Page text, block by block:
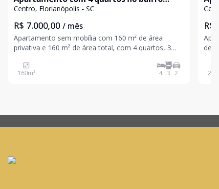
Beira-Mar, Florianópolis.
Centro, Florianópolis - SC
R$ 7.000,00 / mês
Apartamento sem mobília com 160 m² de área
privativa e 160 m² de área total, com 4 quartos, 3
ambientes amplos e bem distribuídos, sendo ideal
para quem busca conforto e praticidade em uma das
160m² 4 3 2
R$
de
253